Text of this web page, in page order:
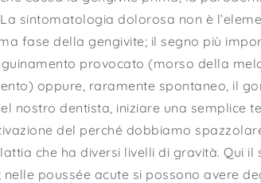
sintomatologia dolorosa non è
fase della gengivite; il segno più
provocato (morso della
oppure, raramente spontaneo, il
nostro dentista, iniziare una semplice
del perché dobbiamo
che ha diversi livelli di gravità. Qui il
poussée acute si possono avere